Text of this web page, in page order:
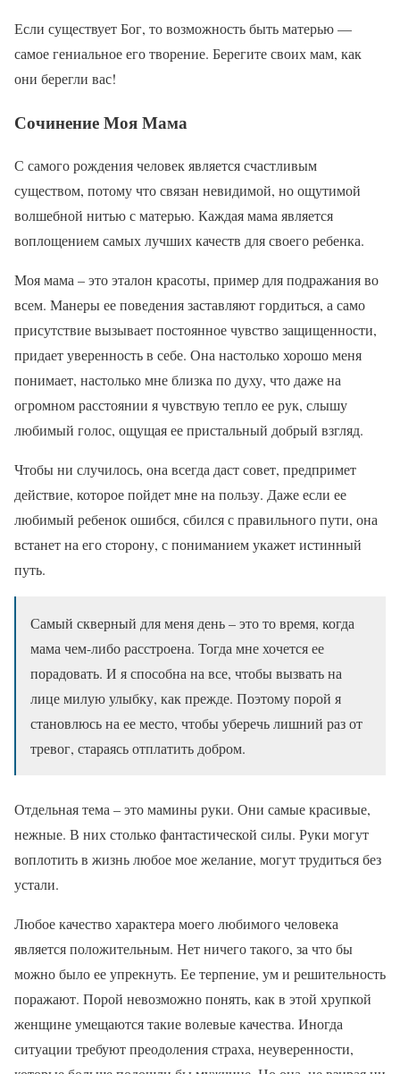
Если существует Бог, то возможность быть матерью —
самое гениальное его творение. Берегите своих мам, как
они берегли вас!
Сочинение Моя Мама
С самого рождения человек является счастливым
существом, потому что связан невидимой, но ощутимой
волшебной нитью с матерью. Каждая мама является
воплощением самых лучших качеств для своего ребенка.
Моя мама – это эталон красоты, пример для подражания во
всем. Манеры ее поведения заставляют гордиться, а само
присутствие вызывает постоянное чувство защищенности,
придает уверенность в себе. Она настолько хорошо меня
понимает, настолько мне близка по духу, что даже на
огромном расстоянии я чувствую тепло ее рук, слышу
любимый голос, ощущая ее пристальный добрый взгляд.
Чтобы ни случилось, она всегда даст совет, предпримет
действие, которое пойдет мне на пользу. Даже если ее
любимый ребенок ошибся, сбился с правильного пути, она
встанет на его сторону, с пониманием укажет истинный
путь.
Самый скверный для меня день – это то время, когда
мама чем-либо расстроена. Тогда мне хочется ее
порадовать. И я способна на все, чтобы вызвать на
лице милую улыбку, как прежде. Поэтому порой я
становлюсь на ее место, чтобы уберечь лишний раз от
тревог, стараясь отплатить добром.
Отдельная тема – это мамины руки. Они самые красивые,
нежные. В них столько фантастической силы. Руки могут
воплотить в жизнь любое мое желание, могут трудиться без
устали.
Любое качество характера моего любимого человека
является положительным. Нет ничего такого, за что бы
можно было ее упрекнуть. Ее терпение, ум и решительность
поражают. Порой невозможно понять, как в этой хрупкой
женщине умещаются такие волевые качества. Иногда
ситуации требуют преодоления страха, неуверенности,